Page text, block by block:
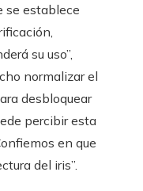
se establece
su uso”,
normalizar el
desbloquear
percibir esta
en que
del iris”.